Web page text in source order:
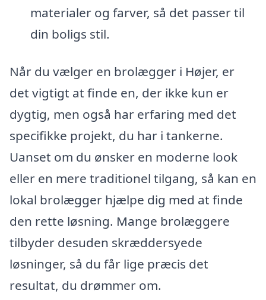
materialer og farver, så det passer til
din boligs stil.
Når du vælger en brolægger i Højer, er
det vigtigt at finde en, der ikke kun er
dygtig, men også har erfaring med det
specifikke projekt, du har i tankerne.
Uanset om du ønsker en moderne look
eller en mere traditionel tilgang, så kan en
lokal brolægger hjælpe dig med at finde
den rette løsning. Mange brolæggere
tilbyder desuden skræddersyede
løsninger, så du får lige præcis det
resultat, du drømmer om.